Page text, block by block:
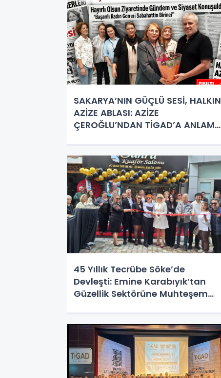
SAKARYA’NIN GÜÇLÜ SESİ, HALKIN
AZİZE ABLASI: AZİZE
ÇEROĞLU’NDAN TİGAD’A ANLAMLI
45 Yıllık Tecrübe Söke’de
Devleşti: Emine Karabıyık’tan
Güzellik Sektörüne Muhteşem